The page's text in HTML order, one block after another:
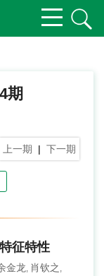
期
上一期 | 下一期
征特性
金龙, 肖钦之 ,